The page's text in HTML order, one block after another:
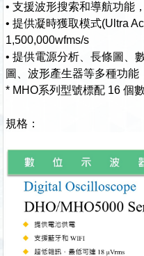
• 支援波形搜索和導航功能
• 提供凝時獲取模式(Ultra
1,500,000wfms/s
• 提供電源分析、長條圖、
圖、波形產生器等多種功能
* MHO系列型號標配 16 個
規格：